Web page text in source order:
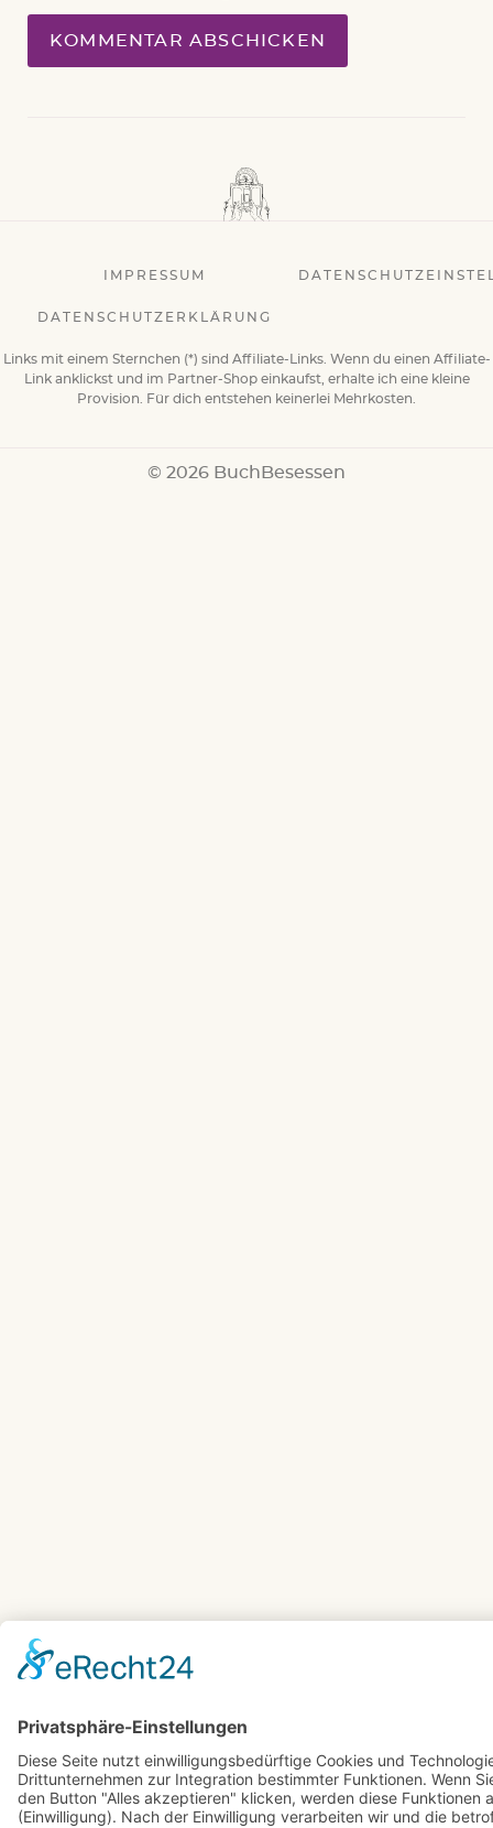
IMPRESSUM
DATENSCHUTZERKLÄRUNG
Links mit einem Sternchen (*) sind Affiliate-Links. Wenn du einen Affiliate-
Link anklickst und im Partner-Shop einkaufst, erhalte ich eine kleine
Provision. Für dich entstehen keinerlei Mehrkosten.
© 2026 BuchBesessen